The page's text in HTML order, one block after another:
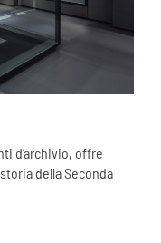
d’archivio, offre
della Seconda